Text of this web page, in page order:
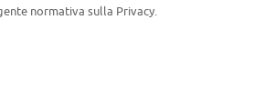
normativa sulla Privacy.